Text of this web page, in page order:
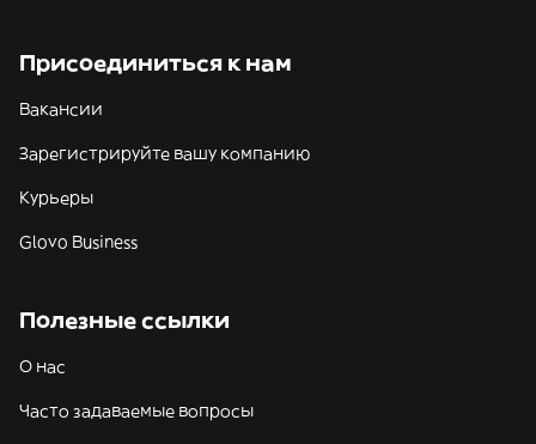
Присоединиться к нам
Вакансии
Зарегистрируйте вашу компанию
Курьеры
Glovo Business
Полезные ссылки
О нас
Часто задаваемые вопросы